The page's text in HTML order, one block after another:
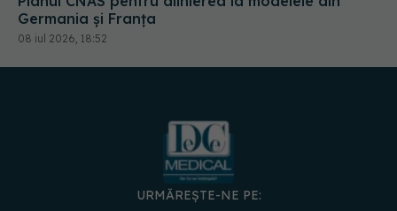
URMĂREȘTE-NE PE:
DESCARCĂ APLICAȚIA